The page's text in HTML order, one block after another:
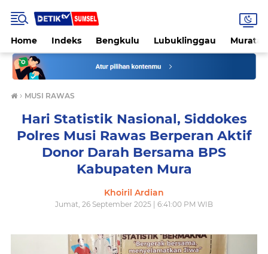
Home Indeks Bengkulu Lubuklinggau
› MUSI RAWAS
Hari Statistik Nasional, Siddokes
Polres Musi Rawas Berperan Aktif
Donor Darah Bersama BPS
Kabupaten Mura
Khoiril Ardian
Jumat, 26 September 2025 | 6:41:00 PM WIB